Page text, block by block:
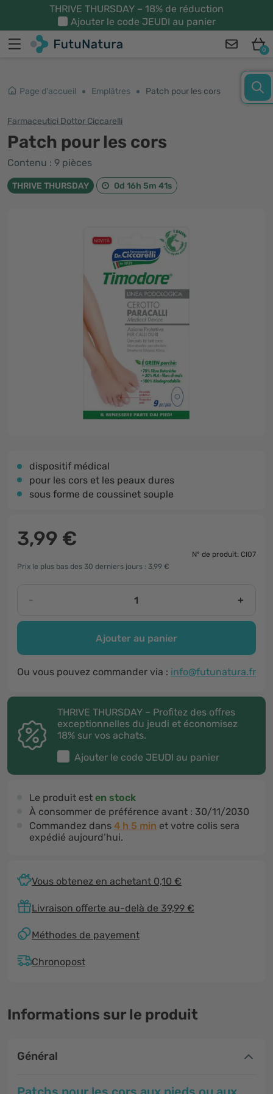
THRIVE THURSDAY – 18% de réduction
Ajouter le code JEUDI au panier
0
Page d'accueil Emplâtres Patch pour les cors
Farmaceutici Dottor Ciccarelli
Patch pour les cors
Contenu : 9 pièces
THRIVE THURSDAY 0d 16h 5m 40s
dispositif médical
pour les cors et les peaux dures
sous forme de coussinet souple
3,99 €
N° de produit: CI07
Prix le plus bas des 30 derniers jours : 3,99 €
- +
Ajouter au panier
Ou vous pouvez commander via : info@futunatura.fr
THRIVE THURSDAY – Profitez des offres
exceptionnelles du jeudi et économisez
18% sur vos achats.
Ajouter le code JEUDI au panier
Le produit est en stock
À consommer de préférence avant : 30/11/2030
Commandez dans 4 h 5 min et votre colis sera
expédié aujourd’hui.
Vous obtenez en achetant 0,10 €
Livraison offerte au-delà de 39,99 €
Méthodes de payement
Chronopost
Informations sur le produit
Général